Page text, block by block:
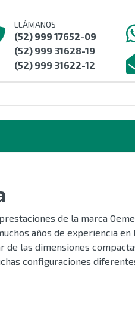
LLÁMANOS
(52) 999 17652-09
(52) 999 31628-19
(52) 999 31622-12
de la marca
años de experiencia
las dimensiones
configuraciones